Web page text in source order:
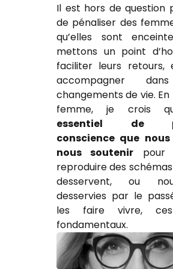
Il est hors de question
de pénaliser des
qu’elles sont
mettons un point
faciliter leurs
accompagner
changements de vie.
femme, je crois
essentiel de
conscience que
nous soutenir pour
reproduire des
desservent, ou
desservies par le
les faire vivre,
fondamentaux.